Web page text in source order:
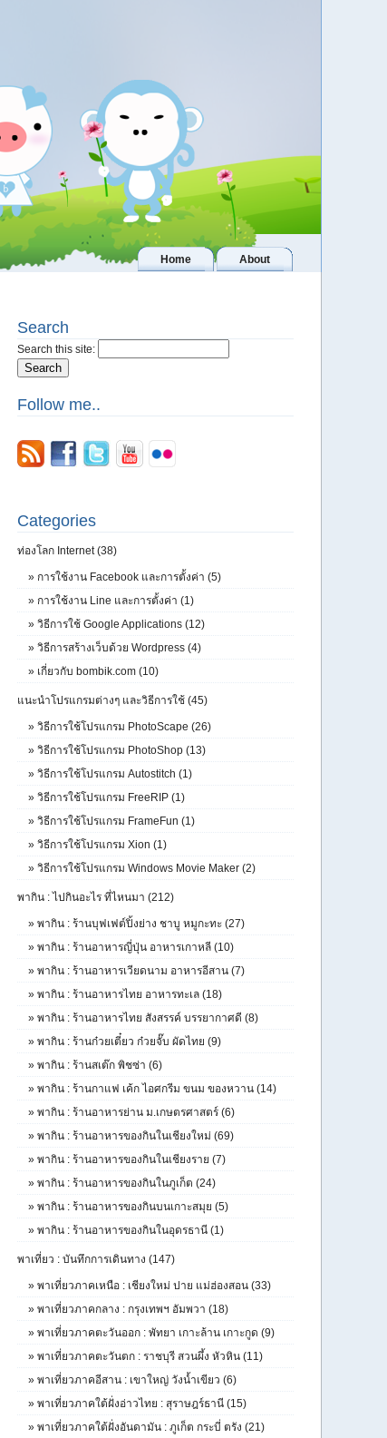
Home About
Search
Search this site:
Follow me..
Categories
ท่องโลก Internet (38)
» การใช้งาน Facebook และการตั้งค่า (5)
» การใช้งาน Line และการตั้งค่า (1)
» วิธีการใช้ Google Applications (12)
» วิธีการสร้างเว็บด้วย Wordpress (4)
» เกี่ยวกับ bombik.com (10)
แนะนำโปรแกรมต่างๆ และวิธีการใช้ (45)
» วิธีการใช้โปรแกรม PhotoScape (26)
» วิธีการใช้โปรแกรม PhotoShop (13)
» วิธีการใช้โปรแกรม Autostitch (1)
» วิธีการใช้โปรแกรม FreeRIP (1)
» วิธีการใช้โปรแกรม FrameFun (1)
» วิธีการใช้โปรแกรม Xion (1)
» วิธีการใช้โปรแกรม Windows Movie Maker (2)
พากิน : ไปกินอะไร ที่ไหนมา (212)
» พากิน : ร้านบุฟเฟต์ปิ้งย่าง ชาบู หมูกะทะ (27)
» พากิน : ร้านอาหารญี่ปุ่น อาหารเกาหลี (10)
» พากิน : ร้านอาหารเวียดนาม อาหารอีสาน (7)
» พากิน : ร้านอาหารไทย อาหารทะเล (18)
» พากิน : ร้านอาหารไทย สังสรรค์ บรรยากาศดี (8)
» พากิน : ร้านก๋วยเตี๋ยว ก๋วยจั๊บ ผัดไทย (9)
» พากิน : ร้านสเต๊ก พิชซ่า (6)
» พากิน : ร้านกาแฟ เค้ก ไอศกรีม ขนม ของหวาน (14)
» พากิน : ร้านอาหารย่าน ม.เกษตรศาสตร์ (6)
» พากิน : ร้านอาหารของกินในเชียงใหม่ (69)
» พากิน : ร้านอาหารของกินในเชียงราย (7)
» พากิน : ร้านอาหารของกินในภูเก็ต (24)
» พากิน : ร้านอาหารของกินบนเกาะสมุย (5)
» พากิน : ร้านอาหารของกินในอุดรธานี (1)
พาเที่ยว : บันทึกการเดินทาง (147)
» พาเที่ยวภาคเหนือ : เชียงใหม่ ปาย แม่ฮ่องสอน (33)
» พาเที่ยวภาคกลาง : กรุงเทพฯ อัมพวา (18)
» พาเที่ยวภาคตะวันออก : พัทยา เกาะล้าน เกาะกูด (9)
» พาเที่ยวภาคตะวันตก : ราชบุรี สวนผึ้ง หัวหิน (11)
» พาเที่ยวภาคอีสาน : เขาใหญ่ วังน้ำเขียว (6)
» พาเที่ยวภาคใต้ฝั่งอ่าวไทย : สุราษฎร์ธานี (15)
» พาเที่ยวภาคใต้ฝั่งอันดามัน : ภูเก็ต กระบี่ ตรัง (21)